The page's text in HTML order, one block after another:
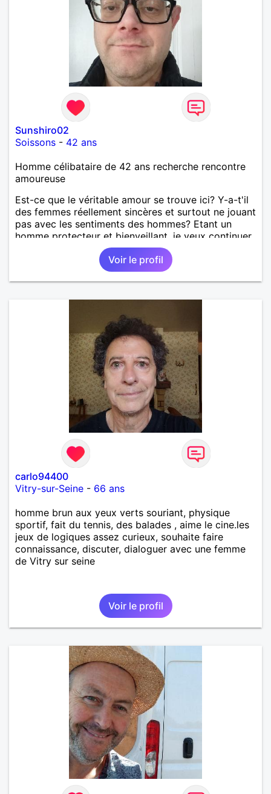
Sunshiro02
Soissons - 42 ans
Homme célibataire de 42 ans recherche rencontre
amoureuse
Est-ce que le véritable amour se trouve ici? Y-a-t'il
des femmes réellement sincères et surtout ne jouant
pas avec les sentiments des hommes? Etant un
homme protecteur et bienveillant, je veux continuer
d'y croire et pouvoir enfin former la petite famille
que je désir temps. Faux profil, profiteuse et autres
joyeuseté passer votre chemin, vous ne
m'intéressez pas du tout!
Voir le profil
carlo94400
Vitry-sur-Seine - 66 ans
homme brun aux yeux verts souriant, physique
sportif, fait du tennis, des balades , aime le cine.les
jeux de logiques assez curieux, souhaite faire
connaissance, discuter, dialoguer avec une femme
de Vitry sur seine
Voir le profil